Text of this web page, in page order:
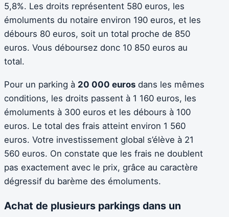
5,8%. Les droits représentent 580 euros, les
émoluments du notaire environ 190 euros, et les
débours 80 euros, soit un total proche de 850
euros. Vous déboursez donc 10 850 euros au
total.
Pour un parking à 20 000 euros dans les mêmes
conditions, les droits passent à 1 160 euros, les
émoluments à 300 euros et les débours à 100
euros. Le total des frais atteint environ 1 560
euros. Votre investissement global s’élève à 21
560 euros. On constate que les frais ne doublent
pas exactement avec le prix, grâce au caractère
dégressif du barème des émoluments.
Achat de plusieurs parkings dans un